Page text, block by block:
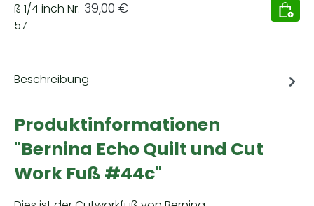
Regulärer Preis:
39,00 €
Beschreibung
Produktinformationen
"Bernina Echo Quilt und Cut
Work Fuß #44c"